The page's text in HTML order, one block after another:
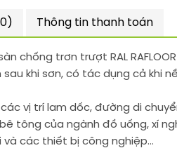
Thông tin thanh toán
chống trơn trượt RAL
khi sơn, có tác dụng cả khi
vị trí lam dốc, đường di
tông của ngành đồ uống, xí
và các thiết bị công nghiệp…